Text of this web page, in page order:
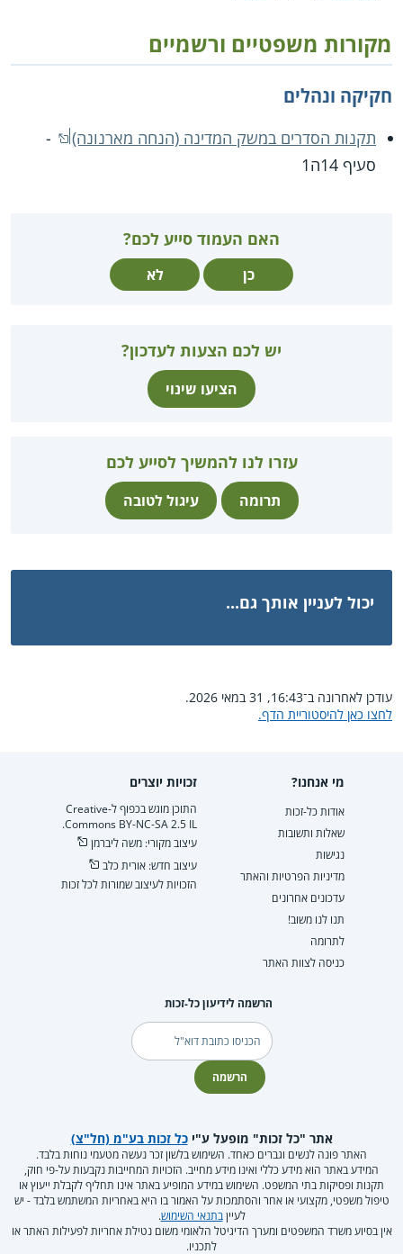
מקורות משפטיים ורשמיים
חקיקה ונהלים
תקנות הסדרים במשק המדינה (הנחה מארנונה)
-
סעיף 14ה1
האם העמוד סייע לכם?
כן לא
יש לכם הצעות לעדכון?
הציעו שינוי
עזרו לנו להמשיך לסייע לכם
תרומה עיגול לטובה
יכול לעניין אותך גם...
עודכן לאחרונה ב־16:43, 31 במאי 2026.
לחצו כאן להיסטוריית הדף.
מי אנחנו?
אודות כל-זכות
שאלות ותשובות
נגישות
מדיניות הפרטיות והאתר
עדכונים אחרונים
תנו לנו משוב!
לתרומה
כניסה לצוות האתר
זכויות יוצרים
התוכן מוגש בכפוף ל-Creative
Commons BY-NC-SA 2.5 IL.
עיצוב מקורי: משה ליברמן
עיצוב חדש: אורית כלב
הזכויות לעיצוב שמורות לכל זכות
הרשמה לידיעון כל-זכות
דוא"ל
הרשמה
אתר "כל זכות" מופעל ע"יכל זכות בע"מ (חל"צ)
האתר פונה לנשים וגברים כאחד. השימוש בלשון זכר נעשה מטעמי נוחות בלבד.
המידע באתר הוא מידע כללי ואינו מידע מחייב. הזכויות המחייבות נקבעות על-פי חוק,
תקנות ופסיקות בתי המשפט. השימוש במידע המופיע באתר אינו תחליף לקבלת ייעוץ או
טיפול משפטי, מקצועי או אחר והסתמכות על האמור בו היא באחריות המשתמש בלבד - יש
לעייןבתנאי השימוש.
אין בסיוע משרד המשפטים ומערך הדיגיטל הלאומי משום נטילת אחריות לפעילות האתר או
לתכניו.